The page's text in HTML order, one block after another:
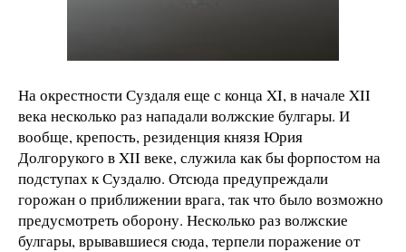
На окрестности Суздаля еще с конца XI, в начале XII
века несколько раз нападали волжские булгары. И
вообще, крепость, резиденция князя Юрия
Долгорукого в XII веке, служила как бы форпостом на
подступах к Суздалю. Отсюда предупреждали
горожан о приближении врага, так что было возможно
предусмотреть оборону. Несколько раз волжские
булгары, врывавшиеся сюда, терпели поражение от